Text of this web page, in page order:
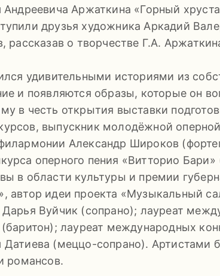
Андреевича Аржаткина «Горный
друзья художника Аркадий
рассказав о творчестве Г.А.
удивительными историями из
и появляются образы, которые он
в честь открытия выставки
выпускник молодёжной
Александр Широков
оперного пения «Витторио
в области культуры и премии
автор идеи проекта «Музыкальный
Вуйчик (сопрано); лауреат
лауреат международных
Датиева (меццо-сопрано). Артистами
романсов.